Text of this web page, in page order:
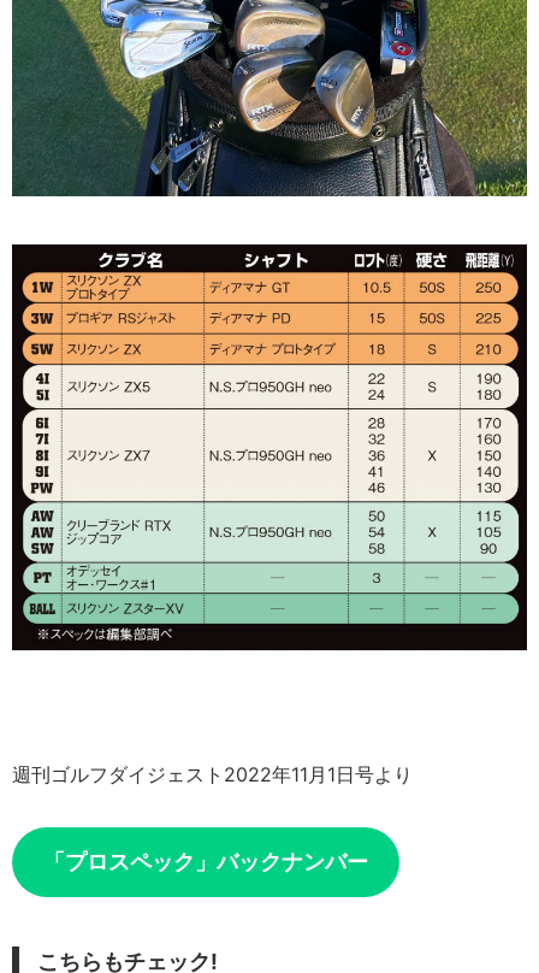
週刊ゴルフダイジェスト2022年11月1日号より
「プロスペック」バックナンバー
こちらもチェック!